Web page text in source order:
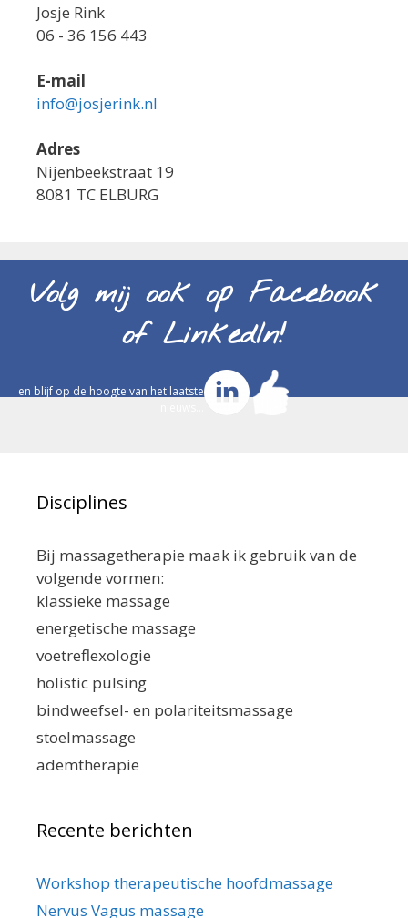
Josje Rink
06 - 36 156 443
E-mail
info@josjerink.nl
Adres
Nijenbeekstraat 19
8081 TC ELBURG
Volg mij ook op Facebook
of LinkedIn!
en blijf op de hoogte van het laatste
Disciplines
Bij massagetherapie maak ik gebruik van de
volgende vormen:
klassieke massage
energetische massage
voetreflexologie
holistic pulsing
bindweefsel- en polariteitsmassage
stoelmassage
ademtherapie
Recente berichten
Workshop therapeutische hoofdmassage
Nervus Vagus massage